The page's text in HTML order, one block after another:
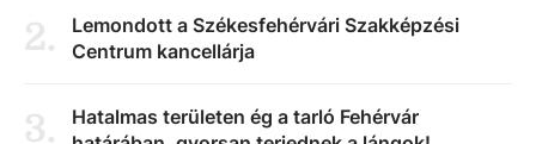
2.
Lemondott a Székesfehérvári Szakképzési
Centrum kancellárja
3.
Hatalmas területen ég a tarló Fehérvár